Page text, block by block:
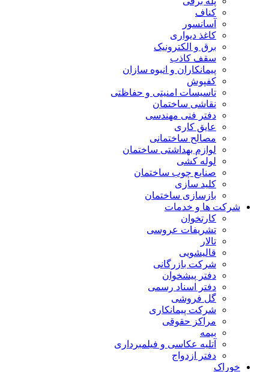
کناف
آسانسور
کاغذ دیواری
برق و الکترونیک
سقف کاذب
پیمانکاران و انبوه سازان
کفپوش
تاسیسات امنیتی و حفاظتی
نقاشی ساختمان
دفتر فنی مهندسی
عایق کاری
مصالح ساختمانی
لوازم بهداشتی ساختمان
لوله کشی
صنایع چوب ساختمان
کلید سازی
بازسازی ساختمان
شرکت ها و خدمات
کارتخوان
تشریفات عروسی
تالار
قالیشویی
شرکت بازرگانی
دفتر پیشخوان
دفتر اسناد رسمی
گل فروشی
شرکت پیمانکاری
مراکز حقوقی
بیمه
آتلیه عکاسی و فیلمبرداری
دفتر ازدواج
خوراک